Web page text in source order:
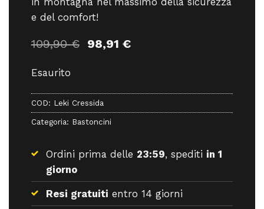
e del comfort!
109,90€ Il
109,90 €.
98,91 €Il
98,91 €.
Esaurito
COD: Leki Cressida
Categoria: Bastoncini
Ordini prima delle 23:59, spediti in 1
giorno
Resi gratuiti entro 14 giorni